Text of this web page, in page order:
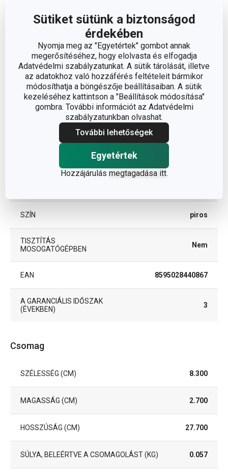
Sütiket sütünk a biztonságod
érdekében
Nyomja meg az "Egyetértek" gombot annak
megerősítéséhez, hogy elolvasta és elfogadja
Adatvédelmi szabályzatunkat. A sütik tárolását, illetve
az adatokhoz való hozzáférés feltételeit bármikor
módosíthatja a böngészője beállításaiban. A sütik
kezeléséhez kattintson a "Beállítások módosítása"
gombra. További információt az Adatvédelmi
szabályzatunkban olvashat.
További lehetőségek
Egyetértek
Hozzájárulás megtagadása itt.
A TERMÉK HOSSZA (CM)
Egyéb paraméterek
ANYAG
műanyag,
rozsdamentes acél
BESOROLÁS
segédeszközök
SZÍN piros
TISZTÍTÁS
MOSOGATÓGÉPBEN
Nem
EAN 8595028440867
A GARANCIÁLIS IDŐSZAK
(ÉVEKBEN)
3
Csomag
SZÉLESSÉG (CM) 8.300
MAGASSÁG (CM) 2.700
HOSSZÚSÁG (CM) 27.700
SÚLYA, BELEÉRTVE A CSOMAGOLÁST (KG) 0.057